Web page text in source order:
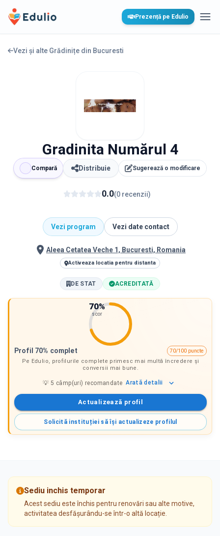
Edulio Prezență pe Edulio
Vezi și alte Grădinițe din Bucuresti
Gradinita Numărul 4
Compară Distribuie Sugerează o modificare
0.0(0 recenzii)
Vezi program Vezi date contact
Aleea Cetatea Veche 1, Bucuresti, Romania
Activeaza locatia pentru distanta
DE STAT ACREDITATĂ
70%
scor
Profil 70% complet
70/100 puncte
Pe Edulio, profilurile complete primesc mai multă încredere și
conversii mai bune.
💡5 câmp(uri) recomandate Arată detalii
Actualizează profil
Solicită instituției să își actualizeze profilul
Sediu inchis temporar
Acest sediu este închis pentru renovări sau alte motive,
activitatea desfășurându-se într-o altă locație.